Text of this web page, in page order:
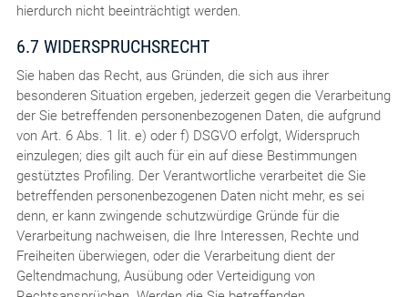
hierdurch nicht beeinträchtigt werden.
6.7 WIDERSPRUCHSRECHT
Sie haben das Recht, aus Gründen, die sich aus ihrer
besonderen Situation ergeben, jederzeit gegen die Verarbeitung
der Sie betreffenden personenbezogenen Daten, die aufgrund
von Art. 6 Abs. 1 lit. e) oder f) DSGVO erfolgt, Widerspruch
einzulegen; dies gilt auch für ein auf diese Bestimmungen
gestütztes Profiling. Der Verantwortliche verarbeitet die Sie
betreffenden personenbezogenen Daten nicht mehr, es sei
denn, er kann zwingende schutzwürdige Gründe für die
Verarbeitung nachweisen, die Ihre Interessen, Rechte und
Freiheiten überwiegen, oder die Verarbeitung dient der
Geltendmachung, Ausübung oder Verteidigung von